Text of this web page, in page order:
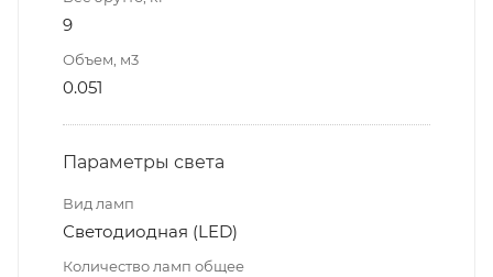
9
Объем, м3
0.051
Параметры света
Вид ламп
Светодиодная (LED)
Количество ламп общее